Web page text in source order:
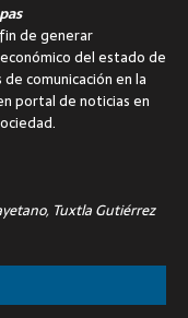
de generar
del estado de
comunicación en la
portal de noticias en
Tuxtla Gutiérrez